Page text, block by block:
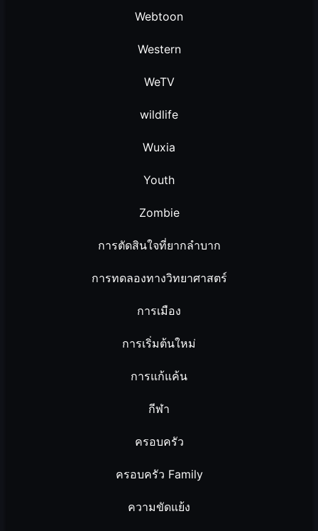
Webtoon
Western
WeTV
wildlife
Wuxia
Youth
Zombie
การตัดสินใจที่ยากลำบาก
การทดลองทางวิทยาศาสตร์
การเมือง
การเริ่มต้นใหม่
การแก้แค้น
กีฬา
ครอบครัว
ครอบครัว Family
ความขัดแย้ง